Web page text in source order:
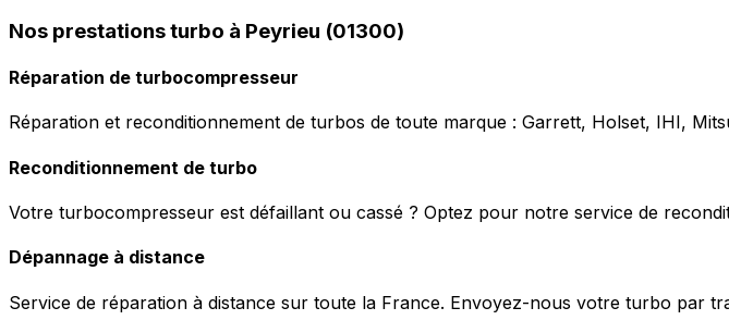
Nos prestations turbo à Peyrieu (01300)
Réparation de turbocompresseur
Réparation et reconditionnement de turbos de toute marque : Garrett, Holset, IHI,
Reconditionnement de turbo
Votre turbocompresseur est défaillant ou cassé ? Optez pour notre service de
Dépannage à distance
Service de réparation à distance sur toute la France. Envoyez-nous votre turbo par